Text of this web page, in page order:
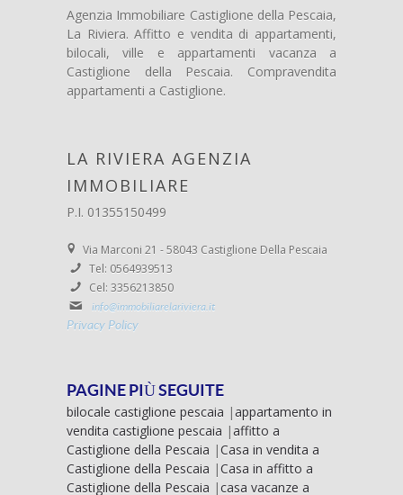
Agenzia Immobiliare Castiglione della Pescaia,
La Riviera. Affitto e vendita di appartamenti,
bilocali, ville e appartamenti vacanza a
Castiglione della Pescaia. Compravendita
appartamenti a Castiglione.
LA RIVIERA AGENZIA
IMMOBILIARE
P.I. 01355150499
Via Marconi 21 - 58043 Castiglione Della Pescaia
Tel: 0564939513
Cel: 3356213850
info@immobiliarelariviera.it
Privacy Policy
PAGINE PIÙ SEGUITE
bilocale castiglione pescaia |appartamento in
vendita castiglione pescaia |affitto a
Castiglione della Pescaia |Casa in vendita a
Castiglione della Pescaia |Casa in affitto a
Castiglione della Pescaia |casa vacanze a